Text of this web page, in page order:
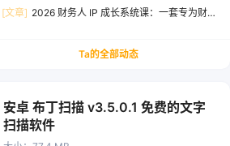
[文章] 2026 财务人 IP 成长系统课：一套专为财
Ta的全部动态
安卓 布丁扫描 v3.5.0.1 免费的文字
扫描软件